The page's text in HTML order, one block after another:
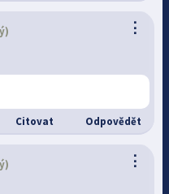
⋮
Citovat Odpovědět
⋮